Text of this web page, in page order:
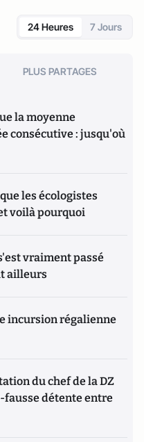
24 Heures 7 Jours
PLUS PARTAGES
la moyenne
consécutive : jusqu'où
les écologistes
voilà pourquoi
vraiment passé
ailleurs
incursion régalienne
du chef de la DZ
fausse détente entre